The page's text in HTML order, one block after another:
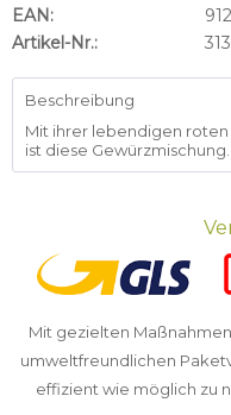
EAN:
Artikel-Nr.:
Beschreibung
Mit ihrer lebendigen
ist diese Gewürzmischung...
Mit gezielten
umweltfreundlichen
effizient wie möglich zu